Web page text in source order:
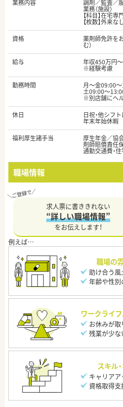
業務内容
調剤／監査／
業務（施設）
【科目】在宅専
【枚数】外来な
資格
薬剤師免許を
む）
給与
年収450万円
※経験考慮
勤務時間
月～金09:00
土09:00～
※別店舗にヘ
休日
日祝・他シフ
年末年始休暇
福利厚生諸手当
厚生年金／協
剤師賠償責任
通勤交通費・
職場情報
求人票に書ききれない
“詳しい職場情報”
をお伝えします！
職場の
助け合う風
年齢や性
ワークライ
お休みが取
残業が少な
スキル
キャリア
資格取得